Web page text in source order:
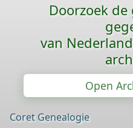
Doorzoek
van
Open
Coret Genealogie